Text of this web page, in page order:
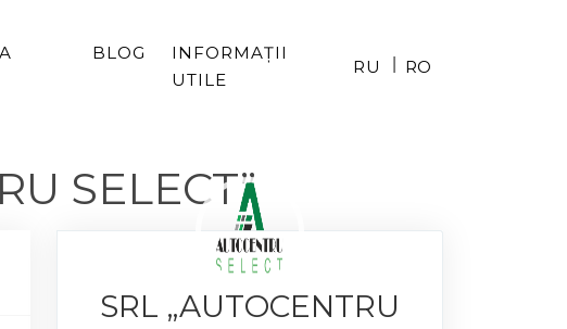
BLOG
INFORMAȚII
UTILE
RU RO
SELECT”
SRL „AUTOCENTRU